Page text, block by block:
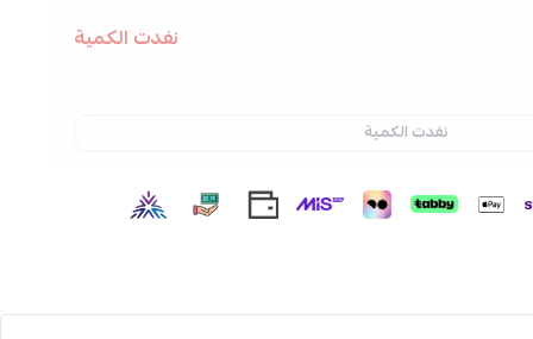
نفدت الكمية
نفدت الكمية